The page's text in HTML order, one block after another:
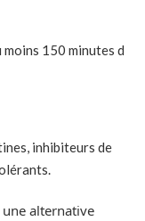
150 minutes d
inhibiteurs de
alternative